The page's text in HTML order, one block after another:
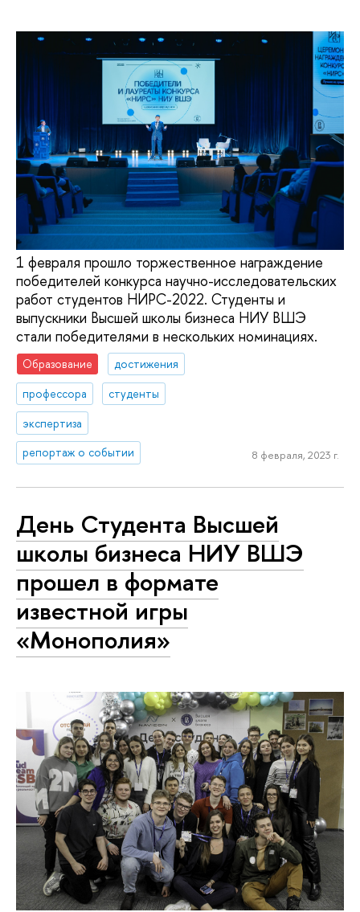
1 февраля прошло торжественное награждение
победителей конкурса научно-исследовательских
работ студентов НИРС-2022. Студенты и
выпускники Высшей школы бизнеса НИУ ВШЭ
стали победителями в нескольких номинациях.
Образование
достижения
профессора
студенты
экспертиза
репортаж о событии
8 февраля, 2023 г.
День Студента Высшей
школы бизнеса НИУ ВШЭ
прошел в формате
известной игры
«Монополия»